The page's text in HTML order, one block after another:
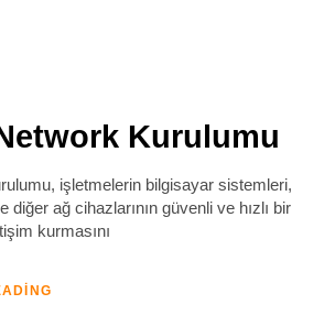
Kurulumu
işletmelerin bilgisayar sistemleri,
diğer ağ cihazlarının güvenli ve hızlı bir
kurmasını